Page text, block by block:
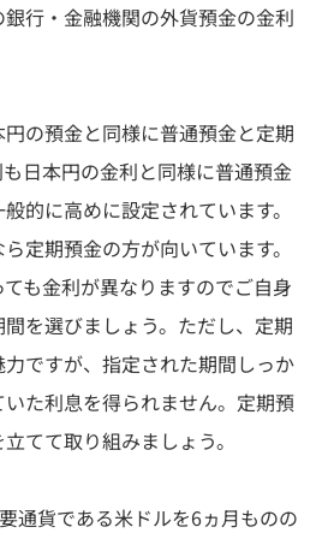
行・金融機関の外貨預金の金利
の預金と同様に普通預金と定期
日本円の金利と同様に普通預金
的に高めに設定されています。
定期預金の方が向いています。
も金利が異なりますのでご自身
を選びましょう。ただし、定期
ですが、指定された期間しっか
た利息を得られません。定期預
てて取り組みましょう。
通貨である米ドルを6ヵ月ものの